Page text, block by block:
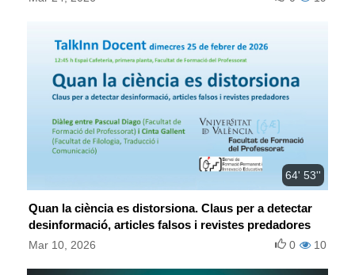
64' 53''
Quan la ciència es distorsiona. Claus per a detectar
desinformació, articles falsos i revistes predadores
Mar 10, 2026 10
0